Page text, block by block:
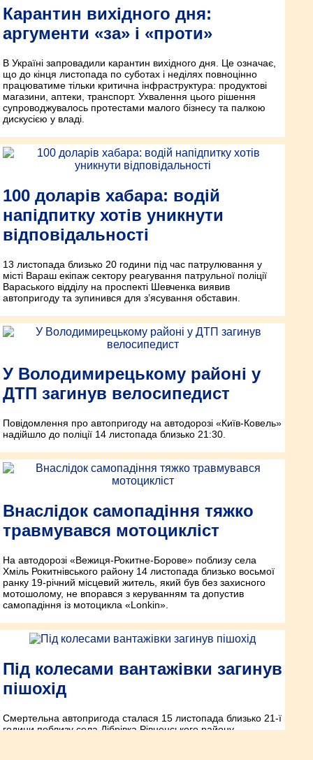
Карантин вихідного дня:
аргументи «за» і «проти»
В Україні запровадили карантин вихідного дня. Це означає,
що до кінця листопада по суботах і неділях повноцінно
працюватиме тільки критична інфраструктура: продуктові
магазини, аптеки, транспорт. Ухвалення цього рішення
супроводжувалось протестами малого бізнесу та палкою
дискусією у владі.
100 доларів хабара: водій
напідпитку хотів уникнути
відповідальності
13 листопада близько 20 години під час патрулювання у
місті Вараш екіпаж сектору реагування патрульної поліції
Вараського відділу на проспекті Шевченка виявив
автопригоду та зупинився для з’ясування обставин.
У Володимирецькому районі у
ДТП загинув велосипедист
Повідомлення про автопригоду на автодорозі «Київ-Ковель»
надійшло до поліції 14 листопада близько 21:30.
Внаслідок самопадіння тяжко
травмувався мотоцикліст
На автодорозі «Вежиця-Рокитне-Борове» поблизу села
Хміль Рокитнівського району 14 листопада близько восьмої
ранку 19-річний місцевий житель, який був без захисного
мотошолому, не впорався з керуванням та допустив
самопадіння із мотоцикла «Lonkin».
Під колесами вантажівки загинув
пішохід
Смертельна автопригода сталася 15 листопада близько 21-ї
години поблизу села Дібрівка Рівненського району.